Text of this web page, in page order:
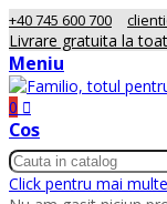
+40 745 600 700
Livrare gratuita la
Meniu
0
Cos
Click pentru mai